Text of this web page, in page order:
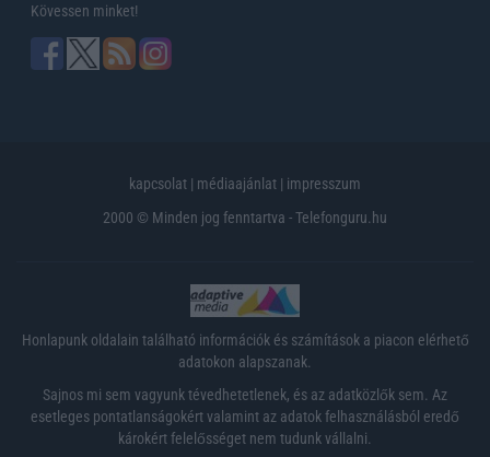
Kövessen minket!
kapcsolat | médiaajánlat | impresszum
2000 © Minden jog fenntartva - Telefonguru.hu
Honlapunk oldalain található információk és számítások a piacon elérhető
adatokon alapszanak.
Sajnos mi sem vagyunk tévedhetetlenek, és az adatközlők sem. Az
esetleges pontatlanságokért valamint az adatok felhasználásból eredő
károkért felelősséget nem tudunk vállalni.